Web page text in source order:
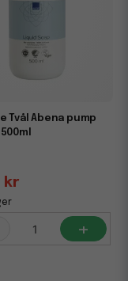
Tvål Abena pump
kr
+